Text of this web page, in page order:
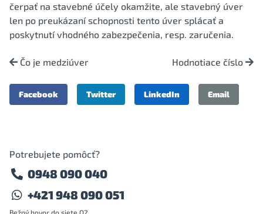
čerpať na stavebné účely okamžite, ale stavebný úver
len po preukázaní schopnosti tento úver splácať a
poskytnutí vhodného zabezpečenia, resp. zaručenia.
Čo je medziúver Hodnotiace číslo
Facebook Twitter LinkedIn Email
Potrebujete pomôcť?
0948 090 040
+421 948 090 051
Bežný hovor do siete O2